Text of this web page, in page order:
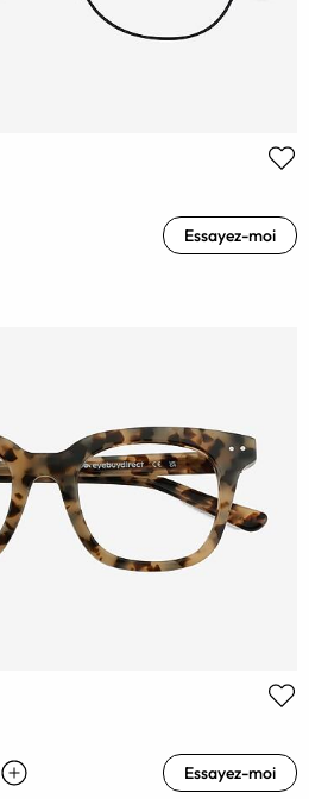
Essayez-moi
Essayez-moi